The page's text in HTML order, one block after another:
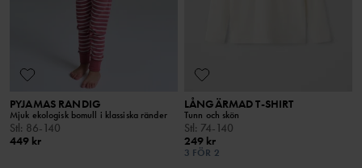
PYJAMAS RANDIG
Mjuk ekologisk bomull i klassiska ränder
Stl: 86-140
449 kr
LÅNGÄRMAD T-SHIRT
Tunn och skön
Stl: 74-140
249 kr
3 FÖR 2